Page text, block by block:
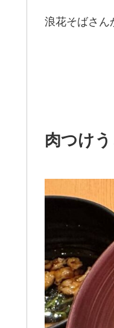
浪花そばさん
肉つけう